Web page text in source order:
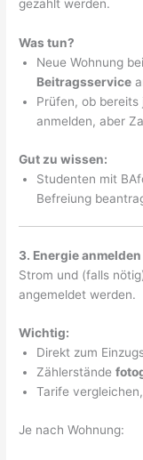
gezahlt werden.
Was tun?
Neue Wohnung
Beitragsservice
Prüfen, ob bereits
anmelden, aber
Gut zu wissen:
Studenten mit
Befreiung
3. Energie anmelden
Strom und (falls
angemeldet werden.
Wichtig:
Direkt zum
Zählerstände
Tarife
Je nach Wohnung: